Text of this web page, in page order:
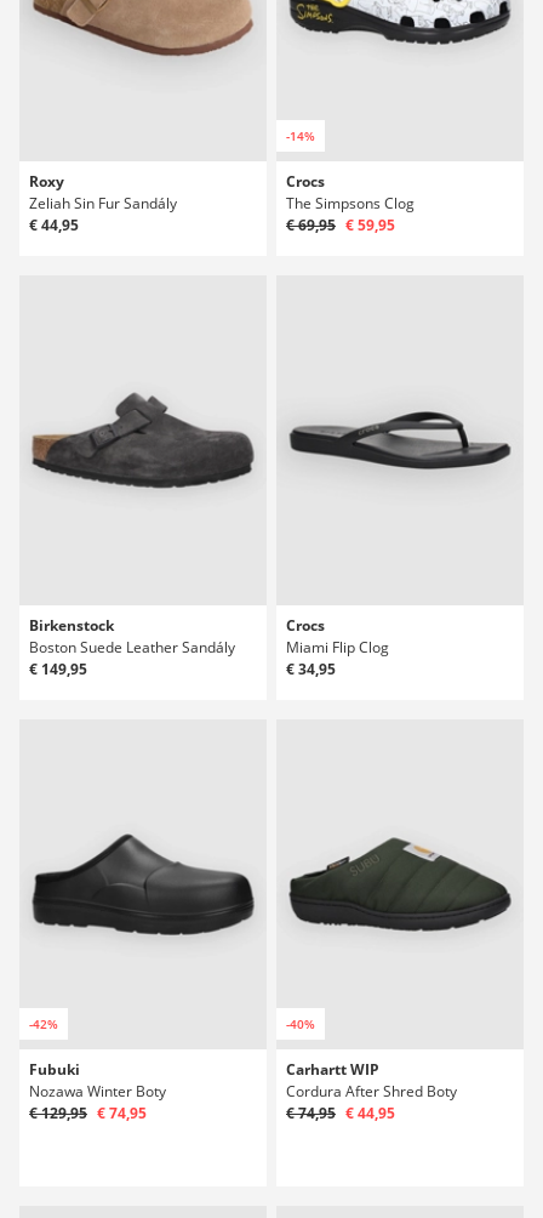
Roxy
Zeliah Sin Fur Sandály
€ 44,95
-14%
Crocs
The Simpsons Clog
€ 69,95 € 59,95
Birkenstock
Boston Suede Leather Sandály
€ 149,95
Crocs
Miami Flip Clog
€ 34,95
-42%
Fubuki
Nozawa Winter Boty
€ 129,95 € 74,95
-40%
Carhartt WIP
Cordura After Shred Boty
€ 74,95 € 44,95